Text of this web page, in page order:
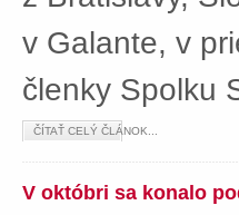
v Galante, v
členky Spolku
ČÍTAŤ CELÝ ČLÁNOK...
V októbri sa konalo